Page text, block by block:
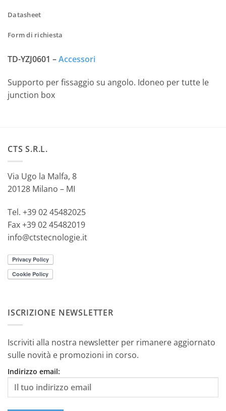
Datasheet
Form di richiesta
TD-YZJ0601 –Accessori
Supporto per fissaggio su angolo. Idoneo per tutte le
junction box
CTS S.R.L.
Via Ugo la Malfa, 8
20128 Milano – MI
Tel. +39 02 45482025
Fax +39 02 45482019
info@ctstecnologie.it
ISCRIZIONE NEWSLETTER
Iscriviti alla nostra newsletter per rimanere aggiornato
sulle novità e promozioni in corso.
Indirizzo email: